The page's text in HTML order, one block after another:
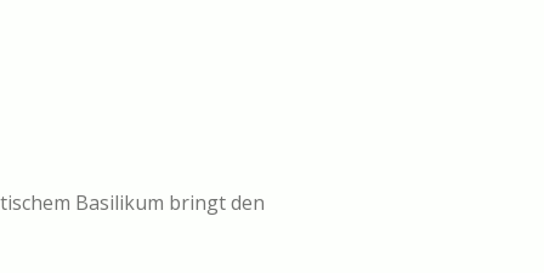
Basilikum bringt den